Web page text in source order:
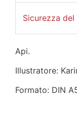
Sicurezza
Api.
Illustratore:
Formato: DIN